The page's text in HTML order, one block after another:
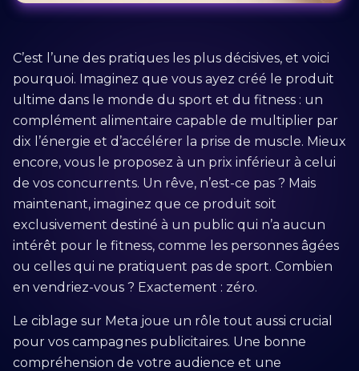
C’est l’une des pratiques les plus décisives, et voici
pourquoi. Imaginez que vous ayez créé le produit
ultime dans le monde du sport et du fitness : un
complément alimentaire capable de multiplier par
dix l’énergie et d’accélérer la prise de muscle. Mieux
encore, vous le proposez à un prix inférieur à celui
de vos concurrents. Un rêve, n’est-ce pas ? Mais
maintenant, imaginez que ce produit soit
exclusivement destiné à un public qui n’a aucun
intérêt pour le fitness, comme les personnes âgées
ou celles qui ne pratiquent pas de sport. Combien
en vendriez-vous ? Exactement : zéro.
Le ciblage sur Meta joue un rôle tout aussi crucial
pour vos campagnes publicitaires. Une bonne
compréhension de votre audience et une